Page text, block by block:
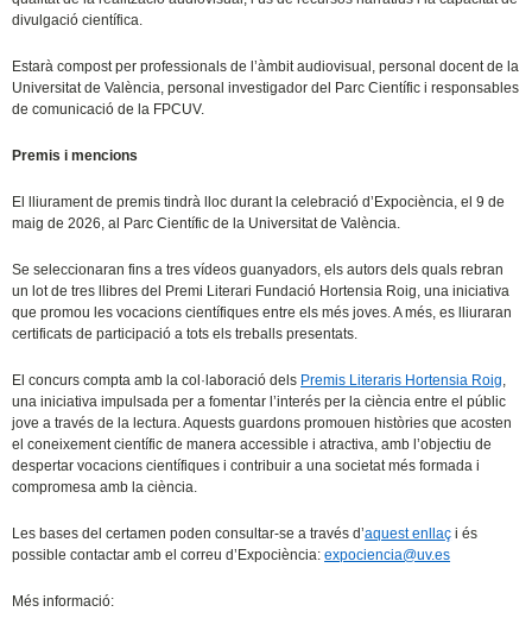
divulgació científica.
Estarà compost per professionals de l’àmbit audiovisual, personal docent de la
Universitat de València, personal investigador del Parc Científic i responsables
de comunicació de la FPCUV.
Premis i mencions
El lliurament de premis tindrà lloc durant la celebració d’Expociència, el 9 de
maig de 2026, al Parc Científic de la Universitat de València.
Se seleccionaran fins a tres vídeos guanyadors, els autors dels quals rebran
un lot de tres llibres del Premi Literari Fundació Hortensia Roig, una iniciativa
que promou les vocacions científiques entre els més joves. A més, es lliuraran
certificats de participació a tots els treballs presentats.
El concurs compta amb la col·laboració dels Premis Literaris Hortensia Roig
una iniciativa impulsada per a fomentar l’interés per la ciència entre el públic
jove a través de la lectura. Aquests guardons promouen històries que acosten
el coneixement científic de manera accessible i atractiva, amb l’objectiu de
despertar vocacions científiques i contribuir a una societat més formada i
compromesa amb la ciència.
Les bases del certamen poden consultar-se a través d’aquest enllaç i és
possible contactar amb el correu d’Expociència:expociencia@uv.es
Més informació: